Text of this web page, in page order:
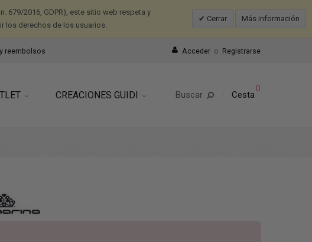
679/2016, GDPR), este sitio web respeta y
los derechos de los usuarios.
Cerrar Más información
reembolsos Acceder o Registrarse
CREACIONES GUIDI Buscar Cesta
0